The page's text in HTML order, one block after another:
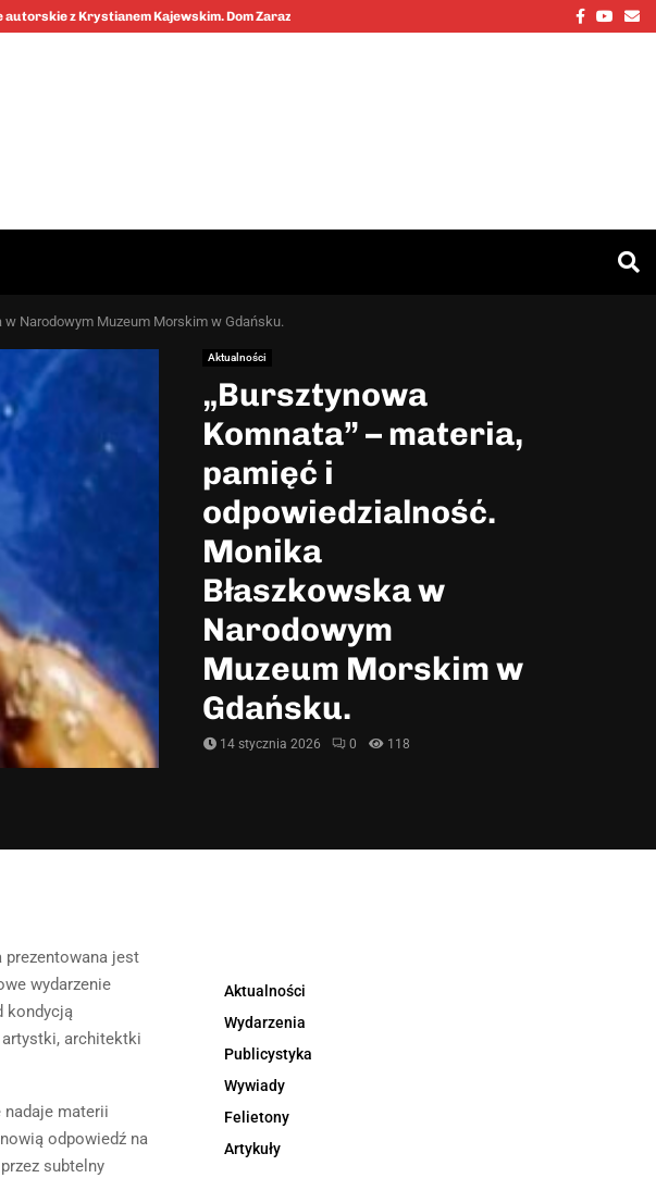
autorskie z Krystianem Kajewskim. Dom Zarazy… Facebook
Narodowym Muzeum Morskim w Gdańsku.
Aktualności
„Bursztynowa
Komnata” – materia,
pamięć i
odpowiedzialność.
Monika
Błaszkowska w
Narodowym
Muzeum Morskim w
Gdańsku.
14 stycznia 2026 0 118
prezentowana jest
wydarzenie
kondycją
architektki
materii
odpowiedź na
subtelny
Aktualności
Wydarzenia
Publicystyka
Wywiady
Felietony
Artykuły